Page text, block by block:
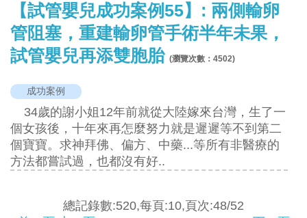
【試管嬰兒成功案例55】: 兩側輸卵
管阻塞，重建輸卵管手術半年未果，
試管嬰兒再添雙胞胎 (瀏覽次數：4502)
成功案例
34歲的謝小姐12年前就從大陸嫁來台灣，生了一
個女孩後，十年來再怎麼努力就是遲遲等不到第二
個寶寶。求神拜佛、偏方、中藥...等所有非醫療的
方法都嘗試過，也都沒有好..
總記錄數:520,每頁:10,頁次:48/52